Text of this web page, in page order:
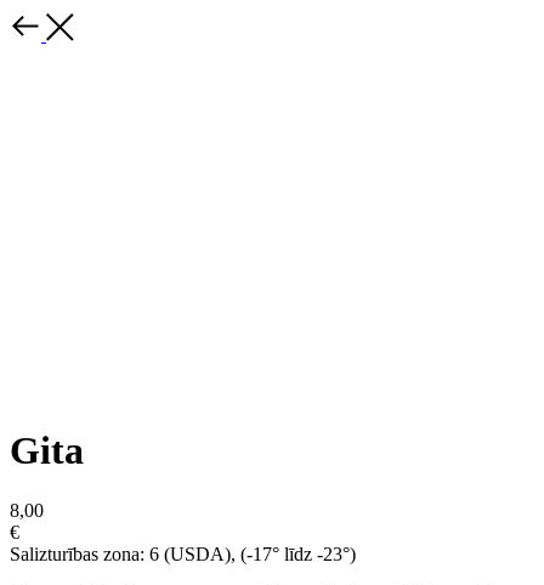
Gita
8,00
€
Salizturības zona: 6 (USDA), (-17° līdz -23°)